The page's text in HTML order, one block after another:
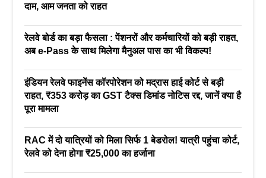
दाम, आम जनता को राहत
रेलवे बोर्ड का बड़ा फैसला : पेंशनरों और कर्मचारियों को बड़ी राहत,
अब e-Pass के साथ मिलेगा मैनुअल पास का भी विकल्प!
इंडियन रेलवे फाइनेंस कॉरपोरेशन को मद्रास हाई कोर्ट से बड़ी
राहत, ₹353 करोड़ का GST टैक्स डिमांड नोटिस रद्द, जानें क्या है
पूरा मामला
RAC में दो यात्रियों को मिला सिर्फ 1 बेडरोल! यात्री पहुंचा कोर्ट,
रेलवे को देना होगा ₹25,000 का हर्जाना